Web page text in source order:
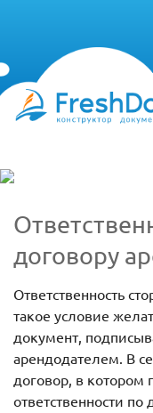
договору
Ответственность
такое условие
документ,
арендодателем. В
договор, в котором
ответственности по